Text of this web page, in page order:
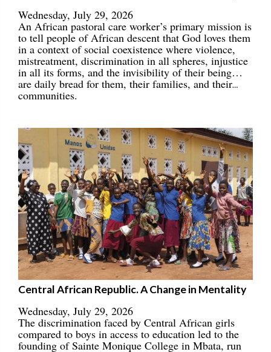
Wednesday, July 29, 2026
An African pastoral care worker’s primary mission is
to tell people of African descent that God loves them
in a context of social coexistence where violence,
mistreatment, discrimination in all spheres, injustice
in all its forms, and the invisibility of their being…
are daily bread for them, their families, and their
communities.
Central African Republic. A Change in Mentality
Wednesday, July 29, 2026
The discrimination faced by Central African girls
compared to boys in access to education led to the
founding of Sainte Monique College in Mbata, run